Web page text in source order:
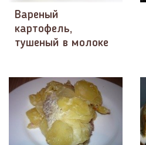
Вареный
картофель,
тушеный в молоке